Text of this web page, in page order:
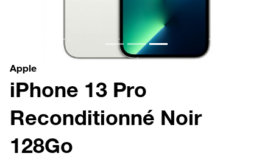
Apple
iPhone 13 Pro
Reconditionné Noir
128Go